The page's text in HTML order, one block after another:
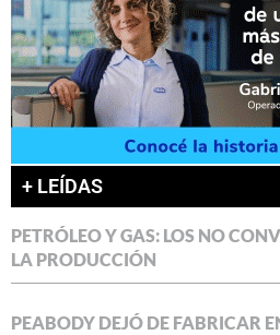
+ LEÍDAS
PETRÓLEO Y GAS: LOS NO
LA PRODUCCIÓN
PEABODY DEJÓ DE FABRICAR